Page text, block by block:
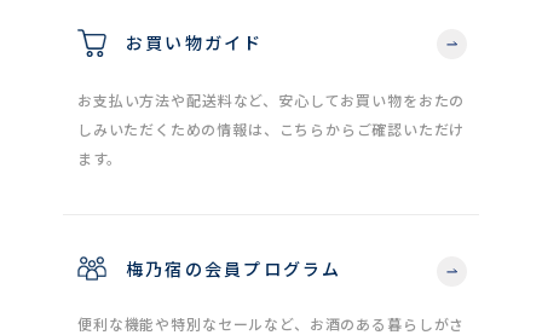
お買い物ガイド
お支払い方法や配送料など、安心してお買い物をおたの
しみいただくための情報は、こちらからご確認いただけ
ます。
梅乃宿の会員プログラム
便利な機能や特別なセールなど、お酒のある暮らしがさ